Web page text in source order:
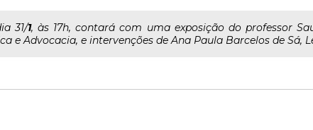
31/1, às 17h, contará com uma exposição do professor
e Advocacia, e intervenções de Ana Paula Barcelos de Sá,